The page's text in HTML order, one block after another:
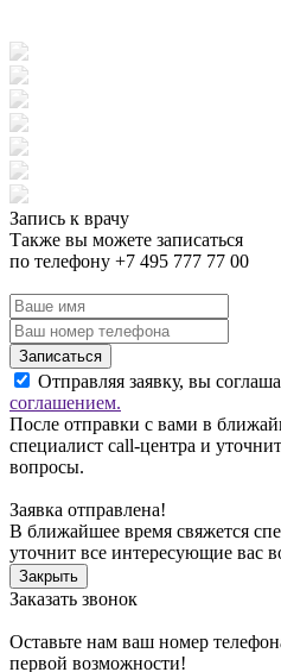
Запись к врачу
Также вы можете записаться
по телефону +7 495 777 77 00
Записаться
Отправляя заявку, вы
соглашением.
После отправки с вами в
специалист call-центра и
вопросы.
Заявка отправлена!
В ближайшее время свяжется
уточнит все интересующие вас
Закрыть
Заказать звонок
Оставьте нам ваш номер
первой возможности!